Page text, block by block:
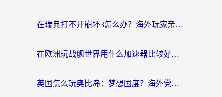
在瑞典打不开崩坏3怎么办？海外玩家亲测有效的国服游戏加速指南
在欧洲玩战舰世界用什么加速器比较好用？老玩家亲测有效的低延迟方案
英国怎么玩奥比岛：梦想国度？海外党不卡攻略+加速器选择秘籍